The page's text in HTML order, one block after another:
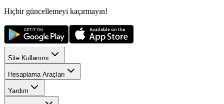
Hiçbir güncellemeyi kaçırmayın!
Site Kullanımı
Hesaplama Araçları
Yardım